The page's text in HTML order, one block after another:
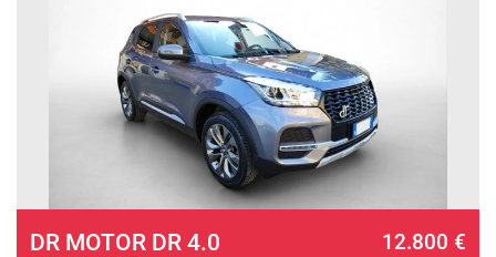
DR MOTOR DR 4.0 12.800 €